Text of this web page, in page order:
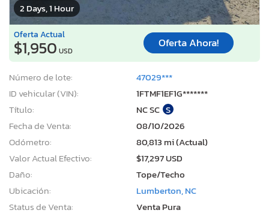
2 Days, 1 Hour
Oferta Actual
$1,950 USD
Oferta Ahora!
Número de lote:
47029***
ID vehicular (VIN):
1FTMF1EF1G*******
Título:
NC SC S
Fecha de Venta:
08/10/2026
Odómetro:
80,813 mi (Actual)
Valor Actual Efectivo:
$17,297 USD
Daño:
Tope/Techo
Ubicación:
Lumberton, NC
Status de Venta:
Venta Pura